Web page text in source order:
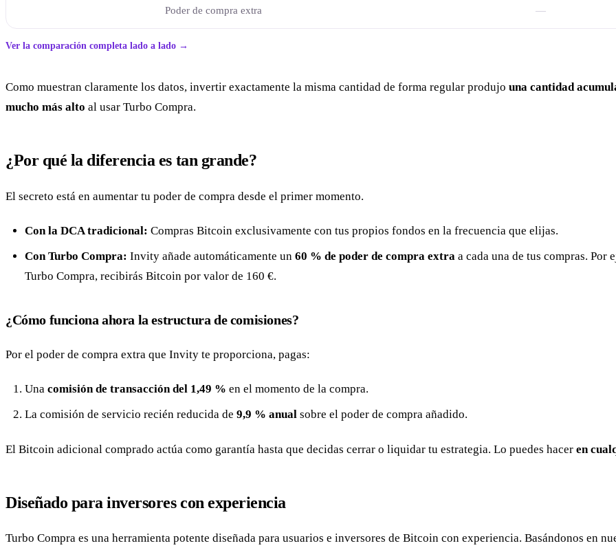
Poder de compra extra —
Ver la comparación completa lado a lado →
Como muestran claramente los datos, invertir exactamente la misma cantidad de forma regular produjo una cantidad
mucho más alto al usar Turbo Compra.
¿Por qué la diferencia es tan grande?
El secreto está en aumentar tu poder de compra desde el primer momento.
Con la DCA tradicional: Compras Bitcoin exclusivamente con tus propios fondos en la frecuencia que elijas.
Con Turbo Compra: Invity añade automáticamente un 60 % de poder de compra extraa cada una de tus compras. Por
Turbo Compra, recibirás Bitcoin por valor de 160 €.
¿Cómo funciona ahora la estructura de comisiones?
Por el poder de compra extra que Invity te proporciona, pagas:
Una comisión de transacción del 1,49 % en el momento de la compra.
La comisión de servicio recién reducida de 9,9 % anualsobre el poder de compra añadido.
El Bitcoin adicional comprado actúa como garantía hasta que decidas cerrar o liquidar tu estrategia. Lo puedes hacer en
Diseñado para inversores con experiencia
Turbo Compra es una herramienta potente diseñada para usuarios e inversores de Bitcoin con experiencia. Basándonos en